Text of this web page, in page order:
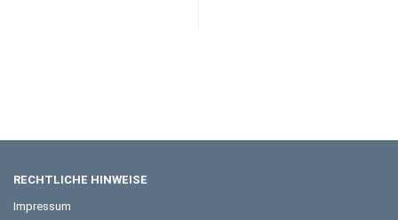
RECHTLICHE HINWEISE
Impressum